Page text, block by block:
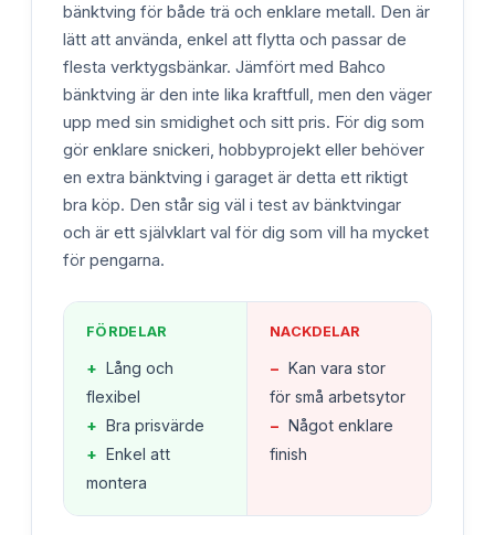
bänktving för både trä och enklare metall. Den är
lätt att använda, enkel att flytta och passar de
flesta verktygsbänkar. Jämfört med Bahco
bänktving är den inte lika kraftfull, men den väger
upp med sin smidighet och sitt pris. För dig som
gör enklare snickeri, hobbyprojekt eller behöver
en extra bänktving i garaget är detta ett riktigt
bra köp. Den står sig väl i test av bänktvingar
och är ett självklart val för dig som vill ha mycket
för pengarna.
FÖRDELAR
+ Lång och
flexibel
+ Bra prisvärde
+ Enkel att
montera
NACKDELAR
− Kan vara stor
för små arbetsytor
− Något enklare
finish